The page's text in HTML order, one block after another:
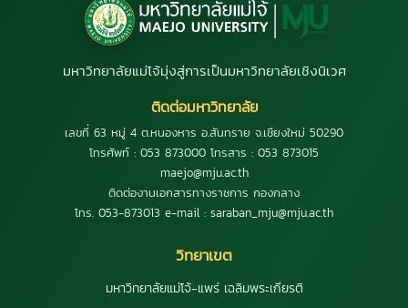
มหาวิทยาลัยแม่โจ้มุ่งสู่การเป็นมหาวิทยาลัยเชิงนิเวศ
ติดต่อมหาวิทยาลัย
เลขที่ 63 หมู่ 4 ต.หนองหาร อ.สันทราย จ.เชียงใหม่ 50290
โทรศัพท์ : 053 873000 โทรสาร : 053 873015
maejo@mju.ac.th
ติดต่องานเอกสารทางราชการ กองกลาง
โทร. 053-873013 e-mail : saraban_mju@mju.ac.th
วิทยาเขต
มหาวิทยาลัยแม่โจ้-แพร่ เฉลิมพระเกียรติ